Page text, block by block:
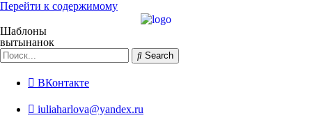
Перейти к содержимому
Шаблоны
вытынанок
Search
ВКонтакте
iuliaharlova@yandex.ru